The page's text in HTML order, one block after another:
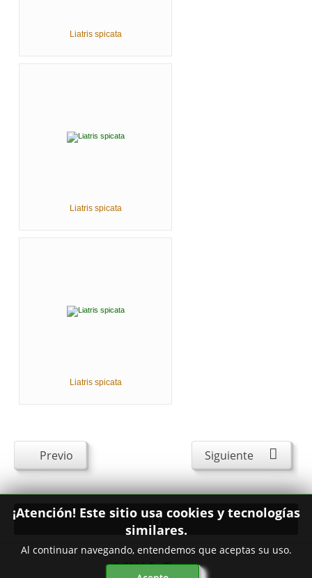
Liatris spicata
Liatris spicata
Liatris spicata
Previo Siguiente
© 2026FavThemes
¡Atención! Este sitio usa cookies y tecnologías
similares.
Al continuar navegando, entendemos que aceptas su uso.